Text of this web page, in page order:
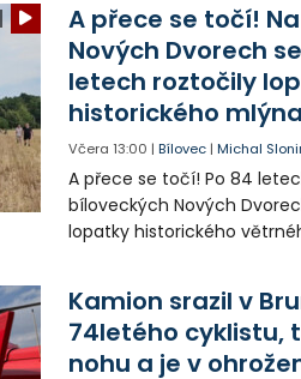
A přece se točí!
Nových Dvorech
letech roztočily
historického mlýna
Včera 13:00 |Bílovec |Michal
A přece se točí! Po 84
bíloveckých Nových
lopatky historického
Kamion srazil v
74letého cyklistu,
nohu a je v